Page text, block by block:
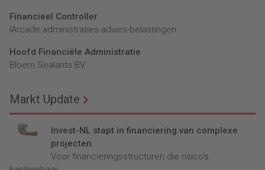
Financieel Controller
lArcade administraties-advies-belastingen
Hoofd Financiële Administratie
Bloem Sealants BV
Markt Update
Invest-NL stapt in financiering van complexe
projecten
Voor financieringsstructuren die risico’s